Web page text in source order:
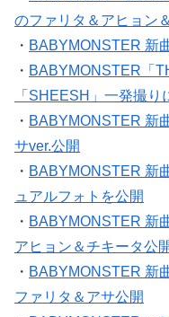
・BABYMONSTER 新
BABYMONSTER「
「SHEESH」一発撮り
・BABYMONSTER 新
サver.公開
・BABYMONSTER 新
ュアルフォトを公開
・BABYMONSTER 新
アヒョン＆チキータ公
・BABYMONSTER 新
ファリタ＆アサ公開
・BABYMONSTERル